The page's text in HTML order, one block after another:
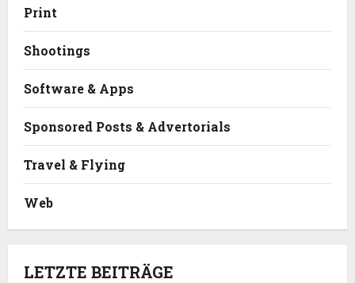
Print
Shootings
Software & Apps
Sponsored Posts & Advertorials
Travel & Flying
Web
LETZTE BEITRÄGE